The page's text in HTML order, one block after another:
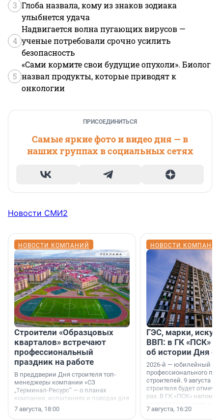
3 Глоба назвала, кому из знаков зодиака
улыбнется удача
4
Надвигается волна пугающих вирусов —
ученые потребовали срочно усилить
безопасность
5
«Сами кормите свои будущие опухоли». Биолог
назвал продукты, которые приводят к
онкологии
ПРИСОЕДИНИТЬСЯ
Самые яркие фото и видео дня — в
наших группах в социальных сетях
Новости СМИ2
НОВОСТИ КОМПАНИЙ
Строители «Образцовых
кварталов» встречают
профессиональный
праздник на работе
В преддверии Дня строителя топ-
менеджеры компании «СЗ
„Терминал-Ресурс“ — о планах
компании, испытаниях и поводах для
осторожного оптимизма.
7 августа, 18:00
НОВОСТИ
ГЭС, марки,
ВВП: в ГК «ПСК»
об истории Дня
2026-й — юбилейный
профессионального
строителей. 9 августа
строителя будет
раз. В ГК «ПСК»
поменялась роль
7 августа, 16:20